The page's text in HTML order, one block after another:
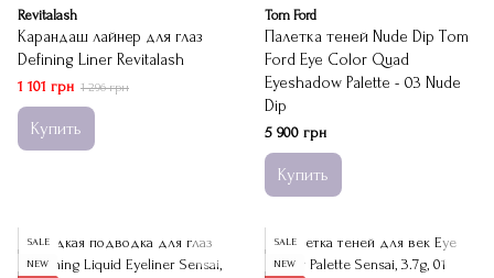
Revitalash
Карандаш лайнер для глаз
Defining Liner Revitalash
1 101 грн 1 296 грн
Купить
Tom Ford
Палетка теней Nude Dip Tom
Ford Eye Color Quad
Eyeshadow Palette - 03 Nude
Dip
5 900 грн
Купить
SALE
NEW
SALE
NEW